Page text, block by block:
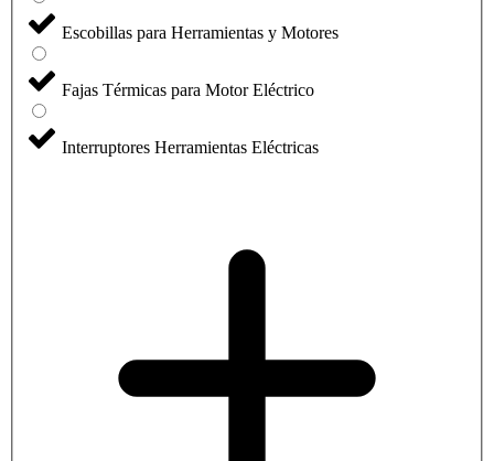
Escobillas para Herramientas y Motores
Fajas Térmicas para Motor Eléctrico
Interruptores Herramientas Eléctricas